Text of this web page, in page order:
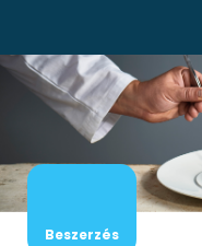
Beszerzés